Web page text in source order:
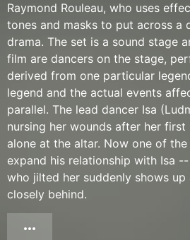
Raymond Rouleau, who uses
tones and masks to put across a
drama. The set is a sound stage
film are dancers on the stage,
derived from one particular
legend and the actual events
parallel. The lead dancer Isa
nursing her wounds after her
alone at the altar. Now one of
expand his relationship with Isa
who jilted her suddenly shows
closely behind.